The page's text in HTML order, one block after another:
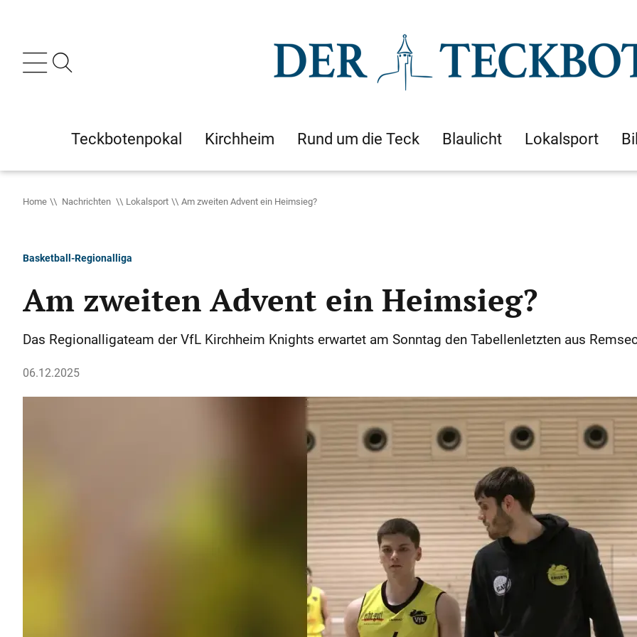
Teckbotenpokal Kirchheim Rund um die Teck Blaulicht Lokalsport
Home Nachrichten Lokalsport Am zweiten Advent ein Heimsieg?
Basketball-Regionalliga
Am zweiten Advent ein Heimsieg?
Das Regionalligateam der VfL Kirchheim Knights erwartet am Sonntag den Tabellenletzten aus
06.12.2025